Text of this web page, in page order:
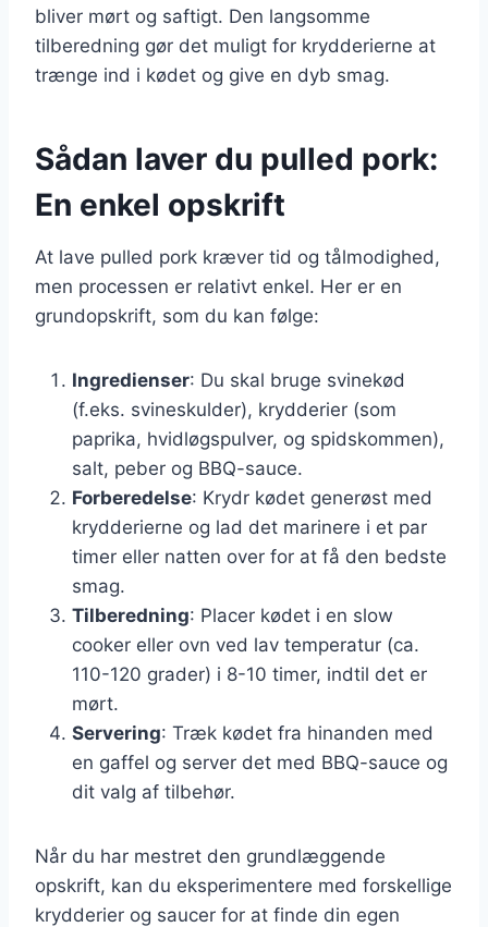
bliver mørt og saftigt. Den langsomme
tilberedning gør det muligt for krydderierne at
trænge ind i kødet og give en dyb smag.
Sådan laver du pulled pork:
En enkel opskrift
At lave pulled pork kræver tid og tålmodighed,
men processen er relativt enkel. Her er en
grundopskrift, som du kan følge:
Ingredienser: Du skal bruge svinekød
(f.eks. svineskulder), krydderier (som
paprika, hvidløgspulver, og spidskommen),
salt, peber og BBQ-sauce.
Forberedelse: Krydr kødet generøst med
krydderierne og lad det marinere i et par
timer eller natten over for at få den bedste
smag.
Tilberedning: Placer kødet i en slow
cooker eller ovn ved lav temperatur (ca.
110-120 grader) i 8-10 timer, indtil det er
mørt.
Servering: Træk kødet fra hinanden med
en gaffel og server det med BBQ-sauce og
dit valg af tilbehør.
Når du har mestret den grundlæggende
opskrift, kan du eksperimentere med forskellige
krydderier og saucer for at finde din egen